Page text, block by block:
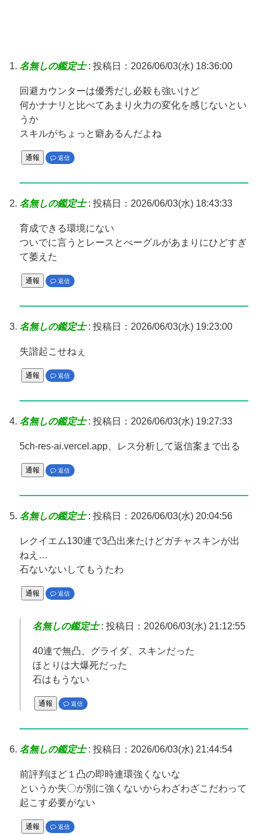
名無しの鑑定士: 投稿日：2026/06/03(水) 18:36:00
回避カウンターは優秀だし必殺も強いけど
何かナナリと比べてあまり火力の変化を感じないとい
うか
スキルがちょっと癖あるんだよね
通報 返信
名無しの鑑定士: 投稿日：2026/06/03(水) 18:43:33
育成できる環境にない
ついでに言うとレースとべーグルがあまりにひどすぎ
て萎えた
通報 返信
名無しの鑑定士: 投稿日：2026/06/03(水) 19:23:00
失諧起こせねぇ
通報 返信
名無しの鑑定士: 投稿日：2026/06/03(水) 19:27:33
5ch-res-ai.vercel.app、レス分析して返信案まで出る
通報 返信
名無しの鑑定士: 投稿日：2026/06/03(水) 20:04:56
レクイエム130連で3凸出来たけどガチャスキンが出
ねえ…
石ないないしてもうたわ
通報 返信
名無しの鑑定士: 投稿日：2026/06/03(水) 21:12:55
40連で無凸、グライダ、スキンだった
ほとりは大爆死だった
石はもうない
通報 返信
名無しの鑑定士: 投稿日：2026/06/03(水) 21:44:54
前評判ほど１凸の即時連環強くないな
というか失〇が別に強くないからわざわざこだわって
起こす必要がない
通報 返信